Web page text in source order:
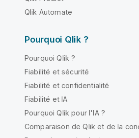
Qlik Automate
Pourquoi Qlik ?
Pourquoi Qlik ?
Fiabilité et sécurité
Fiabilité et confidentialité
Fiabilité et IA
Pourquoi Qlik pour l'IA ?
Comparaison de Qlik et de la